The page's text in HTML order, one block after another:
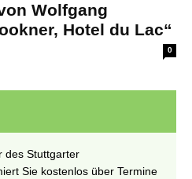
Wolfgang
Hotel du Lac“
0
des Stuttgarter
Sie kostenlos über Termine